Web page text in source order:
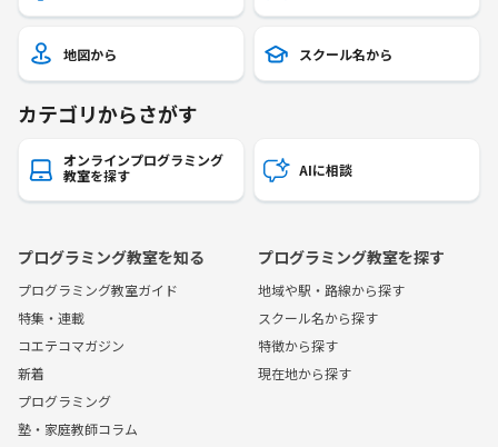
地図から スクール名から
カテゴリからさがす
オンラインプログラミング
教室を探す
AIに相談
プログラミング教室を知る
プログラミング教室ガイド
特集・連載
コエテコマガジン
新着
プログラミング
塾・家庭教師コラム
プログラミング教室を探す
地域や駅・路線から探す
スクール名から探す
特徴から探す
現在地から探す